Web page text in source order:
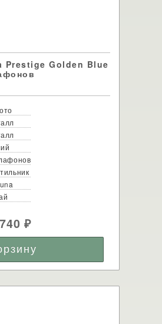
Prestige Golden Blue
₽